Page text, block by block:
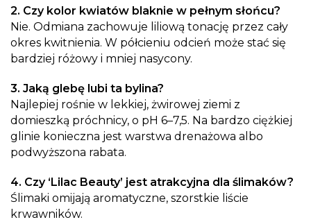
2. Czy kolor kwiatów blaknie w pełnym słońcu?
Nie. Odmiana zachowuje liliową tonację przez cały
okres kwitnienia. W półcieniu odcień może stać się
bardziej różowy i mniej nasycony.
3. Jaką glebę lubi ta bylina?
Najlepiej rośnie w lekkiej, żwirowej ziemi z
domieszką próchnicy, o pH 6–7,5. Na bardzo ciężkiej
glinie konieczna jest warstwa drenażowa albo
podwyższona rabata.
4. Czy ‘Lilac Beauty’ jest atrakcyjna dla ślimaków?
Ślimaki omijają aromatyczne, szorstkie liście
krwawników.